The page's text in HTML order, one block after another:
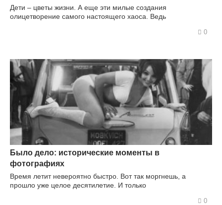
Дети – цветы жизни. А еще эти милые создания
олицетворение самого настоящего хаоса. Ведь
0
Было дело: исторические моменты в
фотографиях
Время летит невероятно быстро. Вот так моргнешь, а
прошло уже целое десятилетие. И только
0